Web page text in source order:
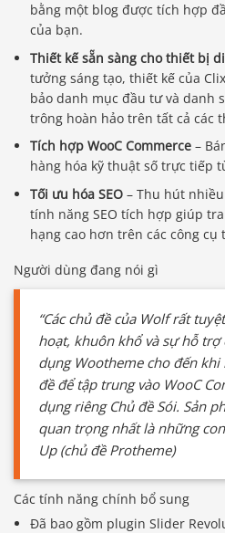
bằng một blog được tích hợp
của bạn.
Thiết kế sẵn sàng cho thiết bị
tưởng sáng tạo, thiết kế của
bảo danh mục đầu tư và danh
trông hoàn hảo trên tất cả các
Tích hợp WooC Commerce –
hàng hóa kỹ thuật số trực tiếp
Tối ưu hóa SEO – Thu hút
tính năng SEO tích hợp giúp
hạng cao hơn trên các công cụ
Người dùng đang nói gì
“Các chủ đề của Wolf rất
hoạt, khuôn khổ và sự hỗ trợ
dụng Wootheme cho đến
đề để tập trung vào WooC
dụng riêng Chủ đề Sói. Sản
quan trọng nhất là những
Up (chủ đề Protheme)
Các tính năng chính bổ sung
Đã bao gồm plugin Slider